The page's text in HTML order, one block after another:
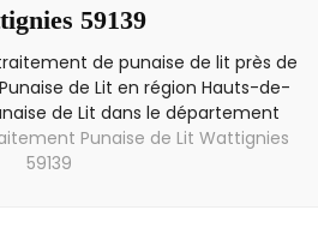
59139
de punaise de lit près de
de Lit en région Hauts-de-
de Lit dans le département
Punaise de Lit Wattignies
59139